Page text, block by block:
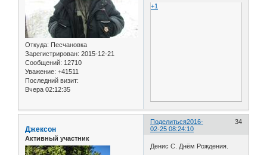
Откуда: Песчановка
Зарегистрирован: 2015-12-21
Сообщений: 12710
Уважение: +41511
Последний визит:
Вчера 02:12:35
+1
Поделиться 34
2016-
02-25 08:24:10
Джексон
Активный участник
Денис С. Днём Рождения.